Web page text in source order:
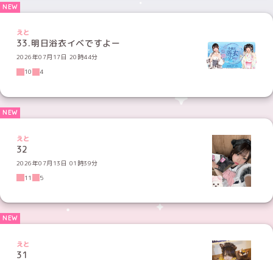
えと
33.明日浴衣イベですよー
2026年07月17日 20時44分
10
4
えと
32
2026年07月13日 01時39分
11
5
えと
31